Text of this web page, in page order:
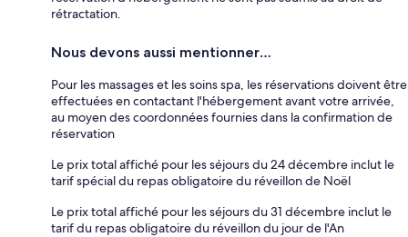
rétractation.
Nous devons aussi mentionner…
Pour les massages et les soins spa, les réservations doivent être
effectuées en contactant l'hébergement avant votre arrivée,
au moyen des coordonnées fournies dans la confirmation de
réservation
Le prix total affiché pour les séjours du 24 décembre inclut le
tarif spécial du repas obligatoire du réveillon de Noël
Le prix total affiché pour les séjours du 31 décembre inclut le
tarif du repas obligatoire du réveillon du jour de l'An